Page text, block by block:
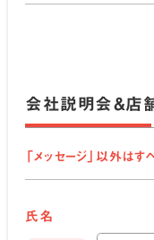
会社説明会＆店
「メッセージ」以外は
氏名